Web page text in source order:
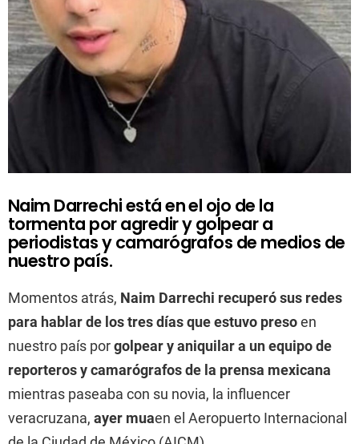
Naim Darrechi está en el ojo de la
tormenta por agredir y golpear a
periodistas y camarógrafos de medios de
nuestro país.
Momentos atrás, Naim Darrechi recuperó sus redes
para hablar de los tres días que estuvo presoen
nuestro país porgolpear y aniquilar a un equipo de
reporteros y camarógrafos de la prensa mexicana
mientras paseaba con su novia, la influencer
veracruzana, ayer muaen el Aeropuerto Internacional